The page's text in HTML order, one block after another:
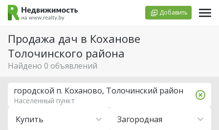
Добавить
Продажа дач в Коханове
Толочинского района
Найдено 0 объявлений
Купить Загородная
городской п. Коханово, Толочинский район
Населенный пункт